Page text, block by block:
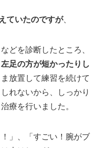
ていたのですが、
どを診断したところ、
足の方が短かったりし
放置して練習を続けて
れないから、しっかり
療を行いました。
」、「すごい！腕がブ